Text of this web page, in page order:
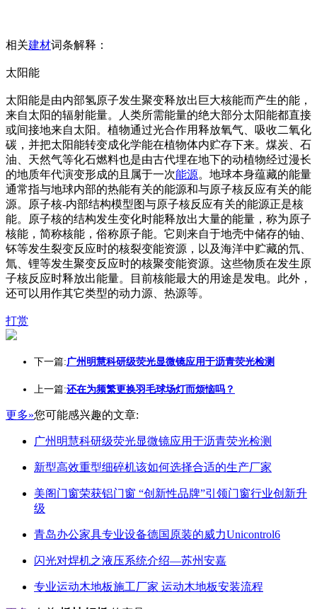
相关建材词条解释：
太阳能
太阳能是由内部氢原子发生聚变释放出巨大核能而产生的能，
来自太阳的辐射能量。人类所需能量的绝大部分太阳能都直接
或间接地来自太阳。植物通过光合作用释放氧气、吸收二氧化
碳，并把太阳能转变成化学能在植物体内贮存下来。煤炭、石
油、天然气等化石燃料也是由古代埋在地下的动植物经过漫长
的地质年代演变形成的且属于一次能源。地球本身蕴藏的能量
通常指与地球内部的热能有关的能源和与原子核反应有关的能
源。原子核-内部结构模型图与原子核反应有关的能源正是核
能。原子核的结构发生变化时能释放出大量的能量，称为原子
核能，简称核能，俗称原子能。它则来自于地壳中储存的铀、
钚等发生裂变反应时的核裂变能资源，以及海洋中贮藏的氘、
氚、锂等发生聚变反应时的核聚变能资源。这些物质在发生原
子核反应时释放出能量。目前核能最大的用途是发电。此外，
还可以用作其它类型的动力源、热源等。
打赏
下一篇:广州明慧科研级荧光显微镜应用于沥青荧光检测
上一篇:还在为频繁更换羽毛球场灯而烦恼吗？
更多»您可能感兴趣的文章:
广州明慧科研级荧光显微镜应用于沥青荧光检测
新型高效重型细碎机该如何选择合适的生产厂家
美阁门窗荣获铝门窗 “创新性品牌”引领门窗行业创新升
级
青岛办公家具专业设备德国原装的威力Unicontrol6
闪光对焊机之液压系统介绍—苏州安嘉
专业运动木地板施工厂家 运动木地板安装流程